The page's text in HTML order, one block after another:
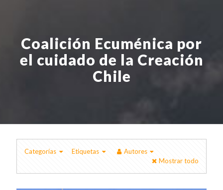
Coalición Ecuménica por
el cuidado de la Creación
Chile
Categorías Etiquetas
Autores
Mostrar todo